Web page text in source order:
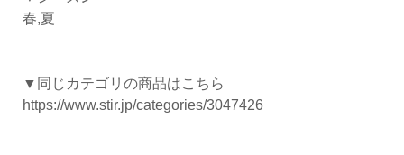
春,夏
▼同じカテゴリの商品はこちら
https://www.stir.jp/categories/3047426